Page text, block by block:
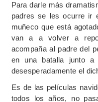
Para darle más
padres se les ocurre ir
muñeco que está
van a a volver a
acompaña al padre del
en una batalla junto a
desesperadamente el
Es de las películas
todos los años, no